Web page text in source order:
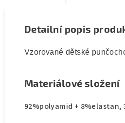
Detailní popis
Vzorované dětské
Materiálové složení
92%polyamid + 8%elastan,